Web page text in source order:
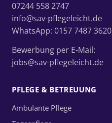
07244 558 2747
info@sav-pflegeleicht.de
WhatsApp: 0157 7487 3620
Bewerbung per E-Mail:
jobs@sav-pflegeleicht.de
PFLEGE & BETREUUNG
Ambulante Pflege